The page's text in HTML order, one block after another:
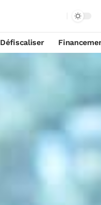
Défiscaliser